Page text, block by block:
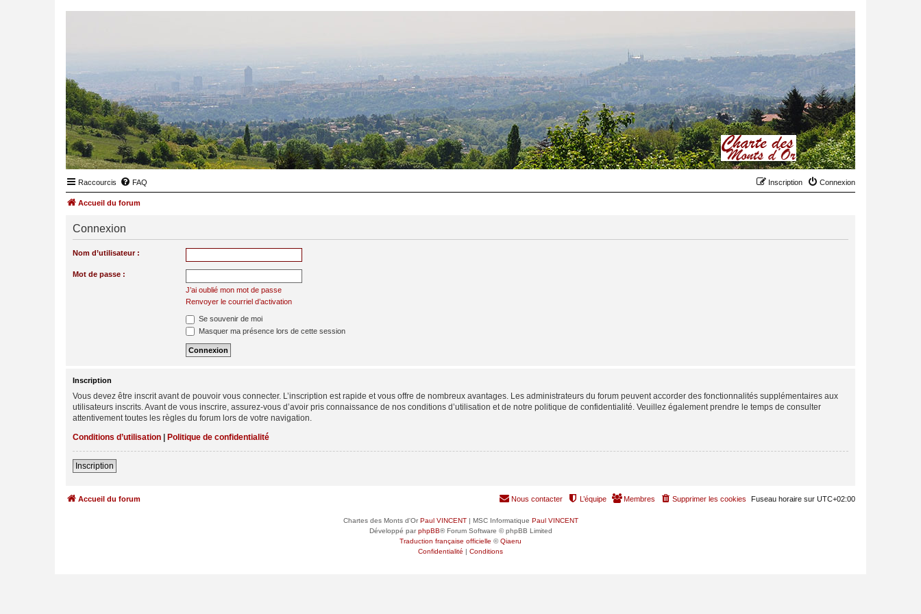
Raccourcis FAQ Connexion
Inscription
Accueil du forum
Connexion
Nom d’utilisateur :
Mot de passe :
J’ai oublié mon mot de passe
Renvoyer le courriel d’activation
Se souvenir de moi
Masquer ma présence lors de cette session
Inscription
Vous devez être inscrit avant de pouvoir vous connecter. L’inscription est rapide et vous offre de nombreux avantages. Les administrateurs du forum peuvent accorder des fonctionnalités supplémentaires aux
utilisateurs inscrits. Avant de vous inscrire, assurez-vous d’avoir pris connaissance de nos conditions d’utilisation et de notre politique de confidentialité. Veuillez également prendre le temps de consulter
attentivement toutes les règles du forum lors de votre navigation.
Conditions d’utilisation | Politique de confidentialité
Inscription
Accueil du forum Fuseau horaire sur UTC+02:00
Supprimer les cookies
Membres
L’équipe
Nous contacter
Chartes des Monts d'OrPaul VINCENT| MSC Informatique Paul VINCENT
Développé parphpBB® Forum Software © phpBB Limited
Traduction française officielle ©Qiaeru
Confidentialité | Conditions